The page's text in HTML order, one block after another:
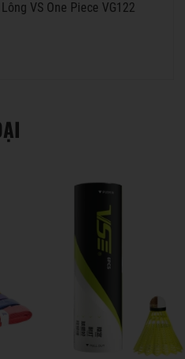
VS One Piece VG122